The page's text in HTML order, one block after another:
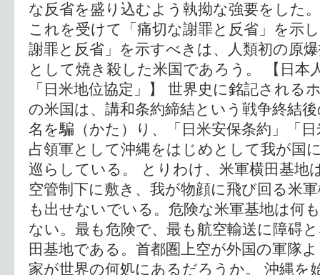
な反省を盛り込むよう執拗な強要をした
これを受けて「痛切な謝罪と反省」を示
謝罪と反省」を示すべきは、人類初の原
として焼き殺した米国であろう。 【日本
「日米地位協定」】 世界史に銘記される
の米国は、講和条約締結という戦争終結
名を騙（かた）り、「日米安保条約」「
占領軍として沖縄をはじめとして我が国
巡らしている。 とりわけ、米軍横田基地
空管制下に敷き、我が物顔に飛び回る米
も出せないでいる。危険な米軍基地は何
ない。最も危険で、最も航空輸送に障碍
田基地である。首都圏上空が外国の軍隊
家が世界の何処にあるだろうか。 沖縄を